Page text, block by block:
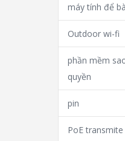
máy tính để
Outdoor wi-fi
phần mềm
quyền
pin
PoE